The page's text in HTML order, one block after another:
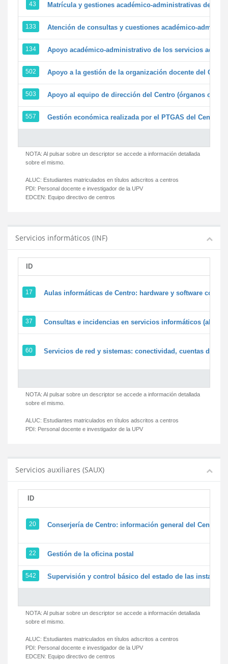
43 Matrícula y gestiones académico-administrativas de la
133 Atención de consultas y cuestiones académico-
134 Apoyo académico-administrativo de los servicios
502 Apoyo a la gestión de la organización docente del
503 Apoyo al equipo de dirección del Centro (órganos
557 Gestión económica realizada por el PTGAS del Centro
NOTA: Al pulsar sobre un descriptor se accede a información detallada
sobre el mismo.
ALUC: Estudiantes matriculados en títulos adscritos a centros
PDI: Personal docente e investigador de la UPV
EDCEN: Equipo directivo de centros
Servicios informáticos (INF)
ID
17 Aulas informáticas de Centro: hardware y software
37 Consultas e incidencias en servicios informáticos
60 Servicios de red y sistemas: conectividad, cuentas de
NOTA: Al pulsar sobre un descriptor se accede a información detallada
sobre el mismo.
ALUC: Estudiantes matriculados en títulos adscritos a centros
PDI: Personal docente e investigador de la UPV
Servicios auxiliares (SAUX)
ID
20 Conserjería de Centro: información general del Centro y
22 Gestión de la oficina postal
542 Supervisión y control básico del estado de las
NOTA: Al pulsar sobre un descriptor se accede a información detallada
sobre el mismo.
ALUC: Estudiantes matriculados en títulos adscritos a centros
PDI: Personal docente e investigador de la UPV
EDCEN: Equipo directivo de centros